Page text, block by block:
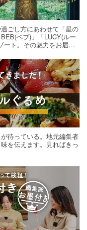
ごし方にあわせて「星の
ベブ)」「LUCY(ルー
ート。その魅力をお届け
待っている。地元編集者
を伝えます。見ればきっ